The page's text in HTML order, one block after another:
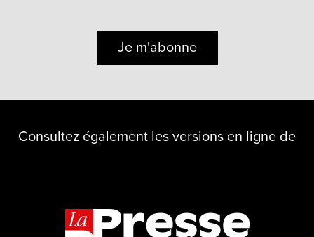
Je m'abonne
Consultez également les versions en ligne de